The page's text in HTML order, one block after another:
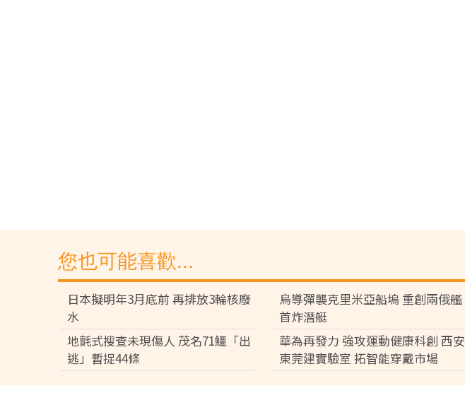
您也可能喜歡...
日本擬明年3月底前 再排放3輪核廢
水
烏導彈襲克里米亞船塢 重創兩俄艦
首炸潛艇
地氈式搜查未現傷人 茂名71鱷「出
逃」暫捉44條
華為再發力 強攻運動健康科創 西安
東莞建實驗室 拓智能穿戴市場